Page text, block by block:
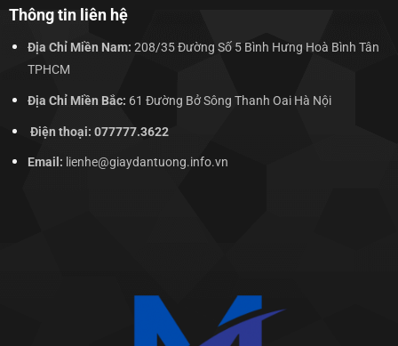
Thông tin liên hệ
Địa Chỉ Miền Nam: 208/35 Đường Số 5 Bình Hưng Hoà Bình Tân
TPHCM
Địa Chỉ Miền Bắc: 61 Đường Bở Sông Thanh Oai Hà Nội
Điện thoại: 077777.3622
Email: lienhe@giaydantuong.info.vn